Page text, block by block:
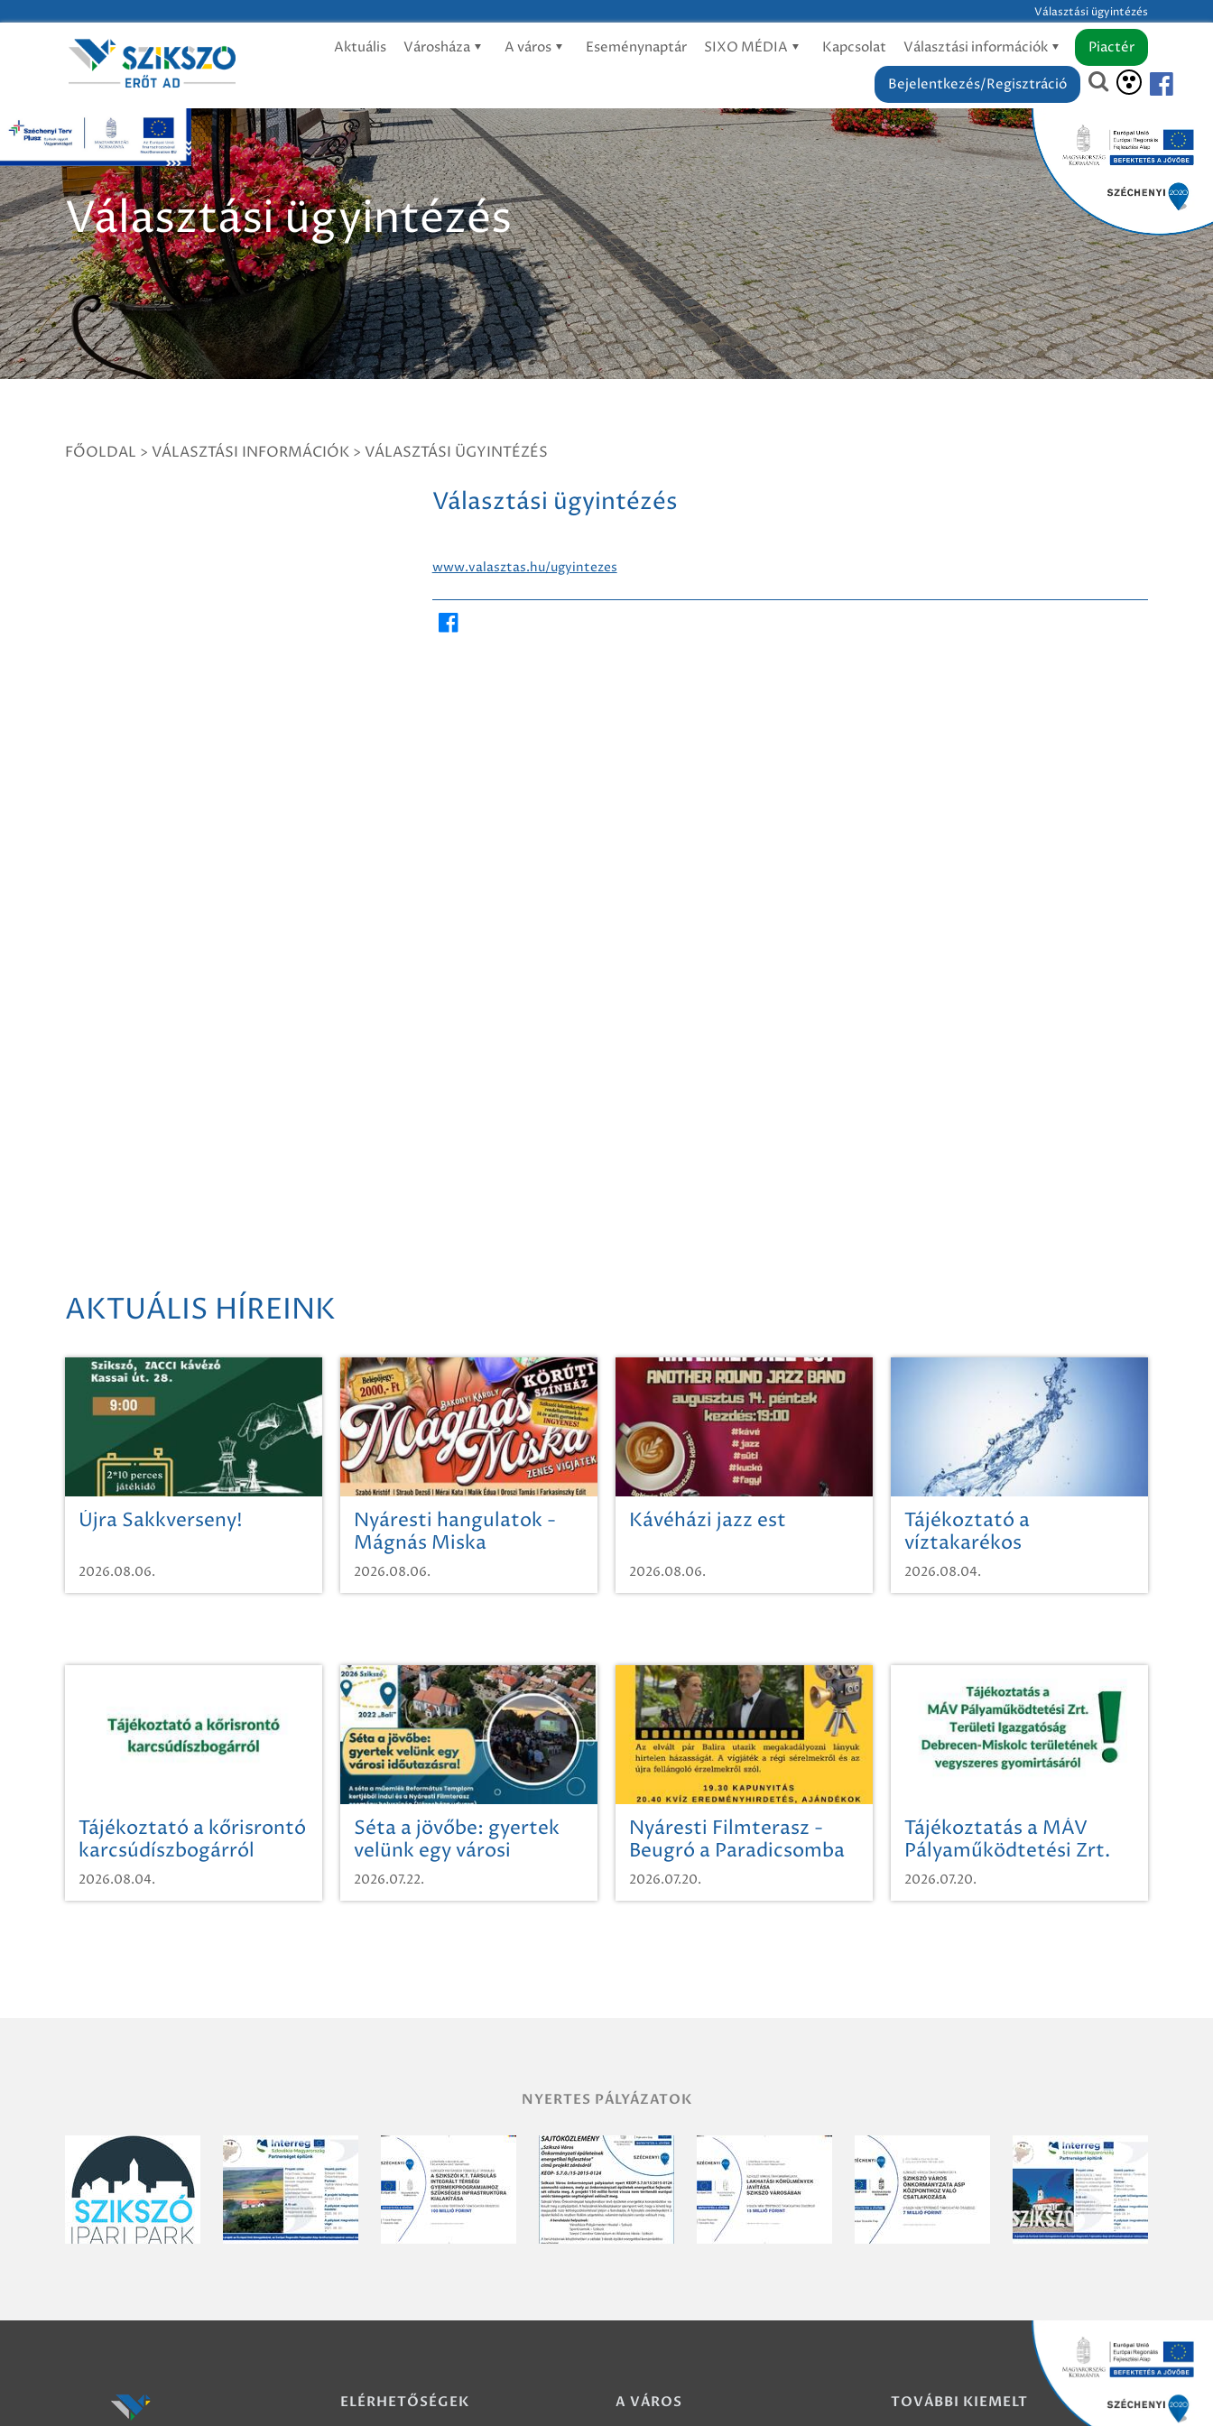
Választási ügyintézés
Aktuális Városháza A város Eseménynaptár SIXO MÉDIA Kapcsolat Választási információk
Piactér
Bejelentkezés/Regisztráció
Választási ügyintézés
FŐOLDAL > VÁLASZTÁSI INFORMÁCIÓK > VÁLASZTÁSI ÜGYINTÉZÉS
Választási ügyintézés
www.valasztas.hu/ugyintezes
AKTUÁLIS HÍREINK
Újra Sakkverseny!
2026.08.06.
Nyáresti hangulatok -
Mágnás Miska
2026.08.06.
Kávéházi jazz est
2026.08.06.
Tájékoztató a
víztakarékos
vízhasználatról
2026.08.04.
Tájékoztató a kőrisrontó
karcsúdíszbogárról
2026.08.04.
Séta a jövőbe: gyertek
velünk egy városi
időutazásra!
2026.07.22.
Nyáresti Filmterasz -
Beugró a Paradicsomba
2026.07.20.
Tájékoztatás a MÁV
Pályaműködtetési Zrt.
Területi Igazgatóság
Debrecen-Miskolc
2026.07.20.
NYERTES PÁLYÁZATOK
ELÉRHETŐSÉGEK A VÁROS TOVÁBBI KIEMELT